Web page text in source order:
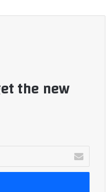
the new
بريدك
الإلكتروني